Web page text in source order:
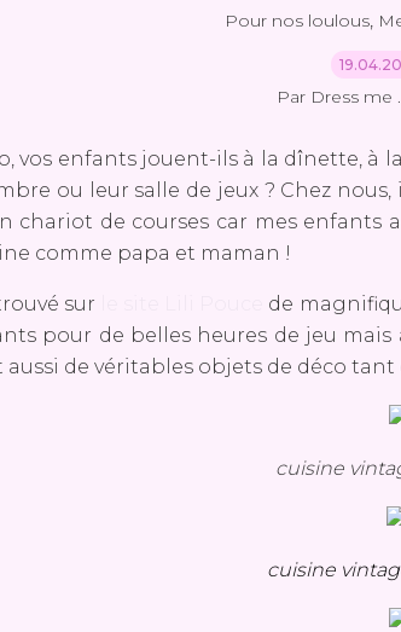
Pour nos loulous,
Par Dress me
vos enfants jouent-ils à la dînette, à
ou leur salle de jeux ? Chez
chariot de courses car mes enfants
comme papa et maman !
sur
de
pour de belles heures de jeu
aussi de véritables objets de déco tant
cuisine
cuisine